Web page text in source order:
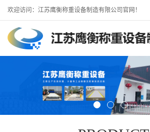
欢迎访问：江苏鹰衡称重设备制造有限公司官网！